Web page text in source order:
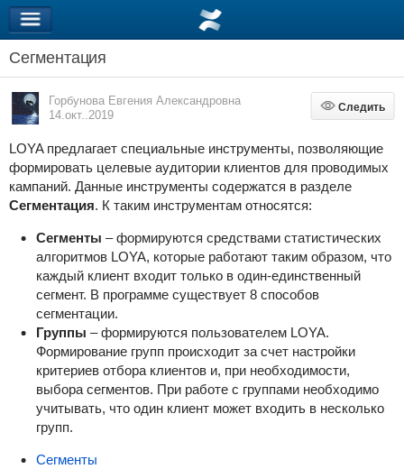
Сегментация
Горбунова Евгения Александровна
14.окт..2019
Следить
Следить
LOYA предлагает специальные инструменты, позволяющие
формировать целевые аудитории клиентов для проводимых
кампаний. Данные инструменты содержатся в разделе
Сегментация. К таким инструментам относятся:
Сегменты – формируются средствами статистических
алгоритмов LOYA, которые работают таким образом, что
каждый клиент входит только в один-единственный
сегмент. В программе существует 8 способов
сегментации.
Группы – формируются пользователем LOYA.
Формирование групп происходит за счет настройки
критериев отбора клиентов и, при необходимости,
выбора сегментов. При работе с группами необходимо
учитывать, что один клиент может входить в несколько
групп.
Сегменты